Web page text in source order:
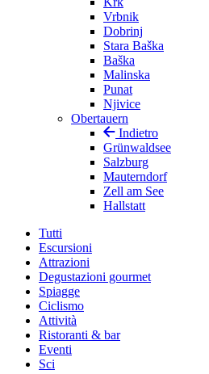
Vrbnik
Dobrinj
Stara Baška
Baška
Malinska
Punat
Njivice
Obertauern
Indietro
Grünwaldsee
Salzburg
Mauterndorf
Zell am See
Hallstatt
Tutti
Escursioni
Attrazioni
Degustazioni gourmet
Spiagge
Ciclismo
Attività
Ristoranti & bar
Eventi
Sci